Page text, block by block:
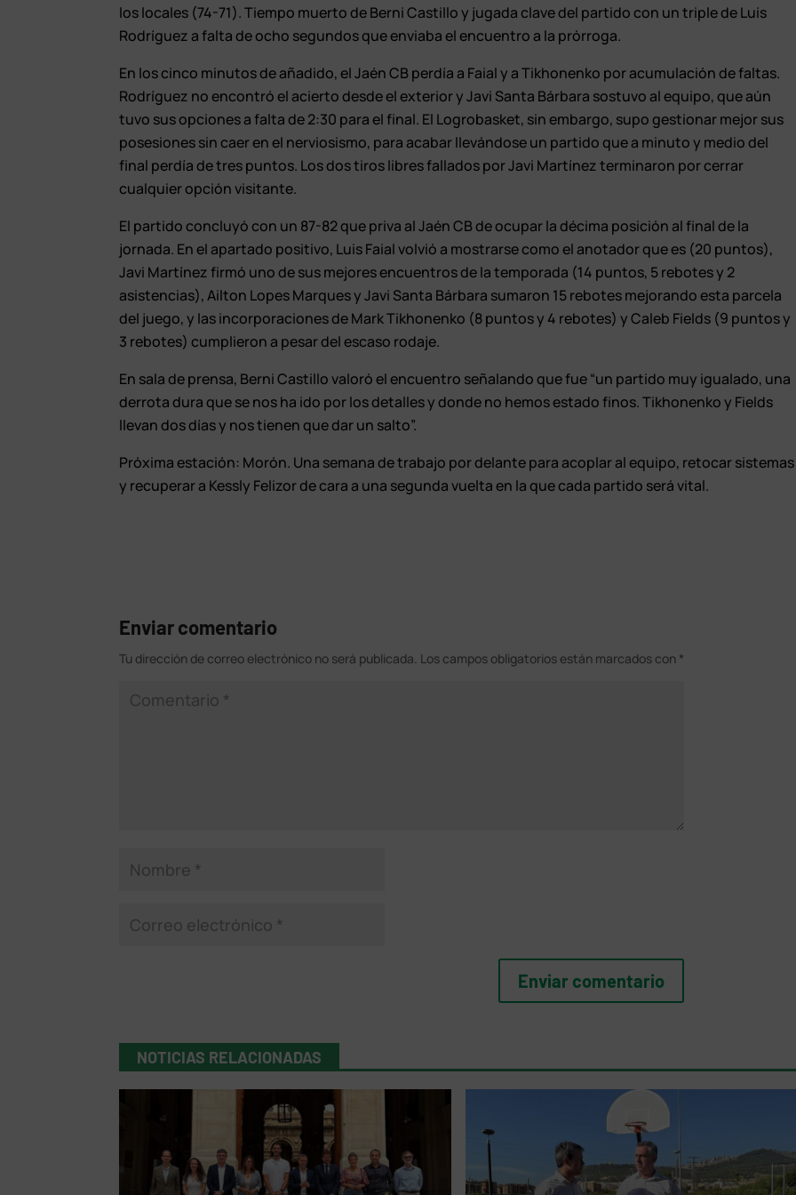
los locales (74-71). Tiempo muerto de Berni Castillo y jugada clave del partido con un triple de Luis
Rodríguez a falta de ocho segundos que enviaba el encuentro a la prórroga.
En los cinco minutos de añadido, el Jaén CB perdía a Faial y a Tikhonenko por acumulación de faltas.
Rodríguez no encontró el acierto desde el exterior y Javi Santa Bárbara sostuvo al equipo, que aún
tuvo sus opciones a falta de 2:30 para el final. El Logrobasket, sin embargo, supo gestionar mejor sus
posesiones sin caer en el nerviosismo, para acabar llevándose un partido que a minuto y medio del
final perdía de tres puntos. Los dos tiros libres fallados por Javi Martínez terminaron por cerrar
cualquier opción visitante.
El partido concluyó con un 87-82 que priva al Jaén CB de ocupar la décima posición al final de la
jornada. En el apartado positivo, Luis Faial volvió a mostrarse como el anotador que es (20 puntos),
Javi Martínez firmó uno de sus mejores encuentros de la temporada (14 puntos, 5 rebotes y 2
asistencias), Ailton Lopes Marques y Javi Santa Bárbara sumaron 15 rebotes mejorando esta parcela
del juego, y las incorporaciones de Mark Tikhonenko (8 puntos y 4 rebotes) y Caleb Fields (9 puntos y
3 rebotes) cumplieron a pesar del escaso rodaje.
En sala de prensa, Berni Castillo valoró el encuentro señalando que fue “un partido muy igualado, una
derrota dura que se nos ha ido por los detalles y donde no hemos estado finos. Tikhonenko y Fields
llevan dos días y nos tienen que dar un salto”.
Próxima estación: Morón. Una semana de trabajo por delante para acoplar al equipo, retocar sistemas
y recuperar a Kessly Felizor de cara a una segunda vuelta en la que cada partido será vital.
Enviar comentario
Tu dirección de correo electrónico no será publicada. Los campos obligatorios están marcados con *
NOTICIAS RELACIONADAS